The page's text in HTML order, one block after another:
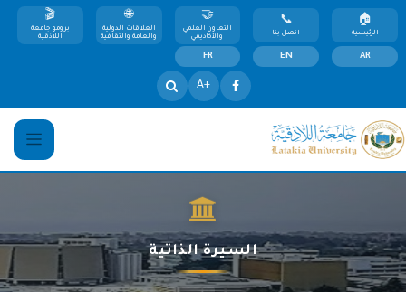
الرئيسية اتصل بنا
التعاون العلمي
والأكاديمي
العلاقات الدولية
والعامة والثقافية
برومو جامعة
اللاذقية
AR
EN
FR
+A
السيرة الذاتية